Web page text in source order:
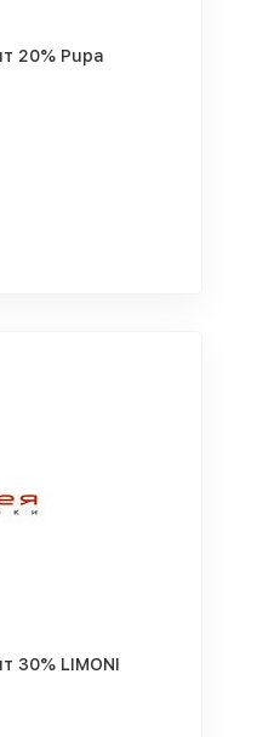
20% Pupa
30% LIMONI